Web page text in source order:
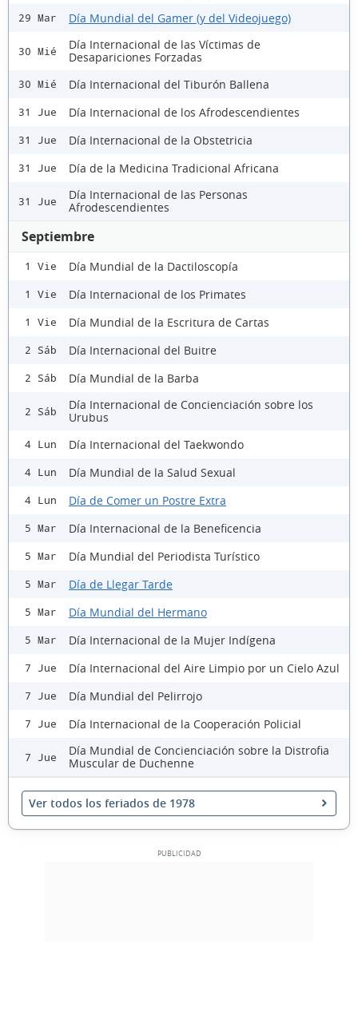
29 Mar Día Mundial del Gamer (y del Videojuego)
30 Mié
Día Internacional de las Víctimas de
Desapariciones Forzadas
30 Mié Día Internacional del Tiburón Ballena
31 Jue Día Internacional de los Afrodescendientes
31 Jue Día Internacional de la Obstetricia
31 Jue Día de la Medicina Tradicional Africana
31 Jue
Día Internacional de las Personas
Afrodescendientes
Septiembre
1 Vie Día Mundial de la Dactiloscopía
1 Vie Día Internacional de los Primates
1 Vie Día Mundial de la Escritura de Cartas
2 Sáb Día Internacional del Buitre
2 Sáb Día Mundial de la Barba
2 Sáb
Día Internacional de Concienciación sobre los
Urubus
4 Lun Día Internacional del Taekwondo
4 Lun Día Mundial de la Salud Sexual
4 Lun Día de Comer un Postre Extra
5 Mar Día Internacional de la Beneficencia
5 Mar Día Mundial del Periodista Turístico
5 Mar Día de Llegar Tarde
5 Mar Día Mundial del Hermano
5 Mar Día Internacional de la Mujer Indígena
7 Jue Día Internacional del Aire Limpio por un Cielo Azul
7 Jue Día Mundial del Pelirrojo
7 Jue Día Internacional de la Cooperación Policial
7 Jue
Día Mundial de Concienciación sobre la Distrofia
Muscular de Duchenne
Ver todos los feriados de 1978